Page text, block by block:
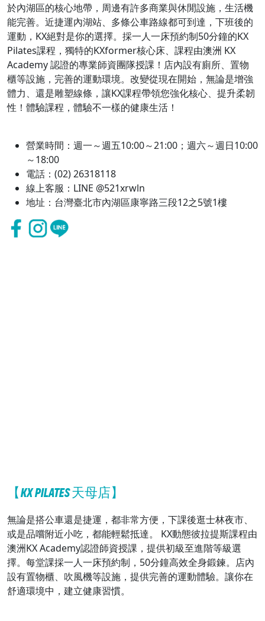
於內湖區的核心地帶，周邊有許多商業與休閒設施，生活機
能完善。近捷運內湖站、多條公車路線都可到達，下班後的
運動，KX絕對是你的選擇。採一人一床預約制50分鐘的KX
Pilates課程，獨特的KXformer核心床、課程由澳洲 KX
Academy 認證的專業師資團隊授課！店內設有廁所、置物
櫃等設施，完善的運動環境。改變從現在開始，無論是增強
體力、還是雕塑線條，讓KX課程帶領您強化核心、提升柔韌
性！體驗課程，體驗不一樣的健康生活！
營業時間：週一～週五10:00～21:00；週六～週日10:00
～18:00
電話：(02) 26318118
線上客服：LINE @521xrwln
地址：台灣臺北市內湖區康寧路三段12之5號1樓
【KX PILATES 天母店】
無論是搭公車還是捷運，都非常方便，下課後逛士林夜市、
或是品嚐附近小吃，都能輕鬆抵達。 KX動態彼拉提斯課程由
澳洲KX Academy認證師資授課，提供初級至進階等級選
擇。每堂課採一人一床預約制，50分鐘高效全身鍛鍊。店內
設有置物櫃、吹風機等設施，提供完善的運動體驗。讓你在
舒適環境中，建立健康習慣。